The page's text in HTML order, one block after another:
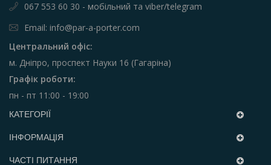
067 553 60 30 - мобільний та viber/telegram
Email: info@par-a-porter.com
Центральний офіс:
м. Дніпро, проспект Науки 16 (Гагаріна)
Графік роботи:
пн - пт 11:00 - 19:00
КАТЕГОРІЇ
ІНФОРМАЦІЯ
ЧАСТІ ПИТАННЯ